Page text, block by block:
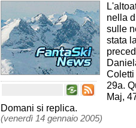
nella
sulle
stata
Coletti
29a.
Maj,
Domani si replica.
(venerdì 14 gennaio 2005)